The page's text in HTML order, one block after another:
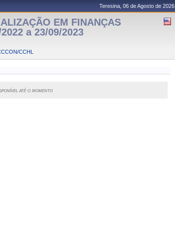
Teresina, 06 de Agosto de 2026
EM FINANÇAS
a 23/09/2023
CCHL
até o momento